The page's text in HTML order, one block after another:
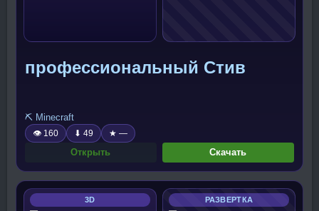
профессиональный Стив
⛏️ Minecraft
👁 160 ⬇ 49 ★ —
Открыть Скачать
3D РАЗВЕРТКА